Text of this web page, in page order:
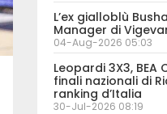
L’ex gialloblù
Manager di
04-Aug-2026 05:03
Leopardi 3X3,
finali nazionali di
ranking d’Italia
30-Jul-2026 08:19